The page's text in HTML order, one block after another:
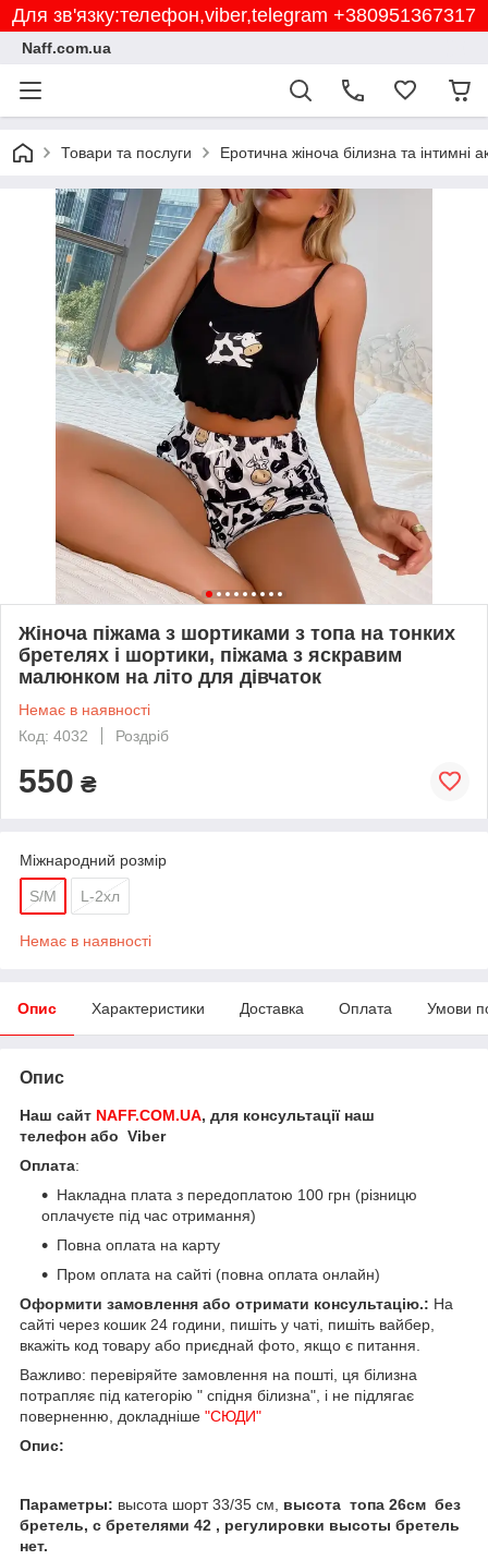
Для зв'язку:телефон,viber,telegram +380951367317
Naff.com.ua
Товари та послуги Еротична жіноча білизна та інтимні
Жіноча піжама з шортиками з топа на тонких
бретелях і шортики, піжама з яскравим
малюнком на літо для дівчаток
Немає в наявності
Код: 4032
Роздріб
550 ₴
Міжнародний розмір
S/M L-2хл
Немає в наявності
Опис Характеристики Доставка Оплата Умови
Опис
Наш сайт NAFF.COM.UA, для консультації наш
телефон або Viber
Оплата:
Накладна плата з передоплатою 100 грн (різницю
оплачуєте під час отримання)
Повна оплата на карту
Пром оплата на сайті (повна оплата онлайн)
Оформити замовлення або отримати консультацію.: На
сайті через кошик 24 години, пишіть у чаті, пишіть вайбер,
вкажіть код товару або приєднай фото, якщо є питання.
Важливо: перевіряйте замовлення на пошті, ця білизна
потрапляє під категорію " спідня білизна", і не підлягає
поверненню, докладніше "СЮДИ"
Опис:
Параметры: высота шорт 33/35 см, высота топа 26см без
бретель, с бретелями 42 , регулировки высоты бретель
нет.